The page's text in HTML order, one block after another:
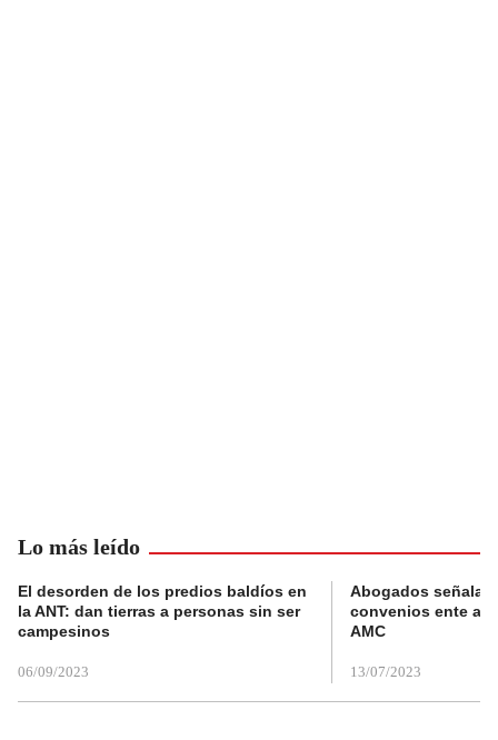
Lo más leído
El desorden de los predios baldíos en
la ANT: dan tierras a personas sin ser
campesinos
06/09/2023
Abogados
convenios ente
AMC
13/07/2023